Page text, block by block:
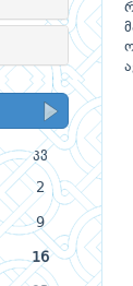
კვ
2
9
16